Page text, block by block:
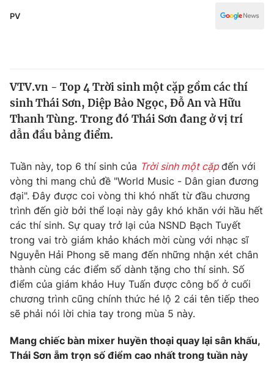
Pháp luật
Thế giới
Tin tức
Thế giới đó đây
Câu chuyện quốc tế
Kinh tế
Thị trường
Góc doanh nghiệp
Dữ liệu và đời sống
Truyền hình
Phim VTV
Hậu trường
Nhân vật
Khán giả
Giải sao mai
Giải trí
Điện ảnh
Âm nhạc
Sao
Đời sống
Du lịch
Làm đẹp
Chất lượng cuộc sống
Giáo dục
Học trực tuyến
Công nghệ
PV
VTV.vn - Top 4 Trời sinh một cặp gồm các thí
sinh Thái Sơn, Diệp Bảo Ngọc, Đỗ An và Hữu
Thanh Tùng. Trong đó Thái Sơn đang ở vị trí
dẫn đầu bảng điểm.
Tuần này, top 6 thí sinh của Trời sinh một cặp đến với
vòng thi mang chủ đề "World Music - Dân gian đương
đại". Đây được coi vòng thi khó nhất từ đầu chương
trình đến giờ bởi thể loại này gây khó khăn với hầu hết
các thí sinh. Sự quay trở lại của NSND Bạch Tuyết
trong vai trò giám khảo khách mời cùng với nhạc sĩ
Nguyễn Hải Phong sẽ mang đến những nhận xét chân
thành cùng các điểm số dành tặng cho thí sinh. Số
điểm của giám khảo Huy Tuấn được công bố ở cuối
chương trình cũng chính thức hé lộ 2 cái tên tiếp theo
sẽ phải nói lời chia tay trong mùa 5 này.
Mang chiếc bàn mixer huyền thoại quay lại sân khấu,
Thái Sơn ẵm trọn số điểm cao nhất trong tuần này